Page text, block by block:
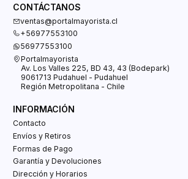
CONTÁCTANOS
ventas@portalmayorista.cl
+56977553100
56977553100
Portalmayorista
Av. Los Valles 225, BD 43, 43 (Bodepark)
9061713 Pudahuel - Pudahuel
Región Metropolitana - Chile
INFORMACIÓN
Contacto
Envíos y Retiros
Formas de Pago
Garantía y Devoluciones
Dirección y Horarios